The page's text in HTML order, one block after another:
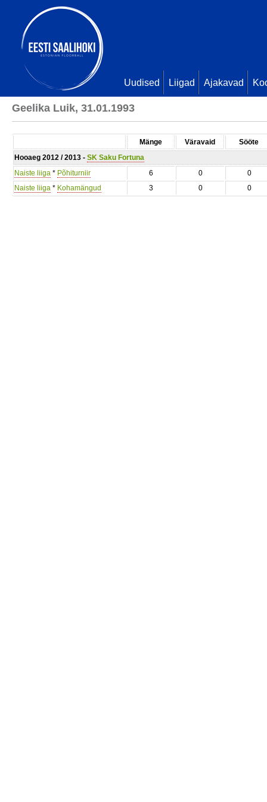
Uudised Liigad Ajakavad
Geelika Luik, 31.01.1993
Mänge Väravaid
Sööte
Hooaeg 2012 / 2013 - SK Saku Fortuna
Naiste liiga * Põhiturniir 6 0
0
Naiste liiga * Kohamängud 3 0 0